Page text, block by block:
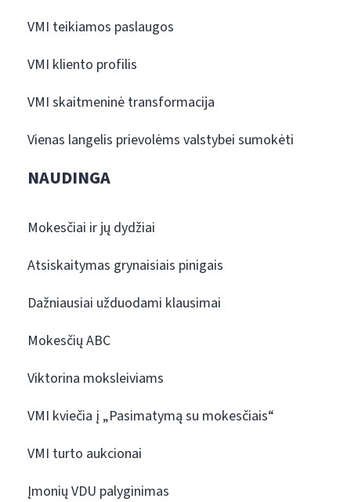
VMI teikiamos paslaugos
VMI kliento profilis
VMI skaitmeninė transformacija
Vienas langelis prievolėms valstybei sumokėti
NAUDINGA
Mokesčiai ir jų dydžiai
Atsiskaitymas grynaisiais pinigais
Dažniausiai užduodami klausimai
Mokesčių ABC
Viktorina moksleiviams
VMI kviečia į „Pasimatymą su mokesčiais“
VMI turto aukcionai
Įmonių VDU palyginimas